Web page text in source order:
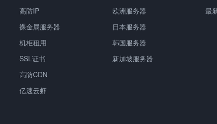
高防IP
裸金属服务器
机柜租用
SSL证书
高防CDN
亿速云虾
欧洲服务器
日本服务器
韩国服务器
新加坡服务器
最